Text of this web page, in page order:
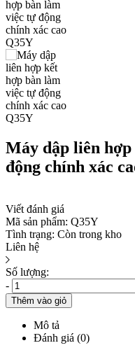
Máy dập liên
động chính xác
Viết đánh giá
Mã sản phẩm: Q35Y
Tình trạng: Còn trong kho
Liên hệ
Số lượng:
-
Thêm vào giỏ
Mô tả
Đánh giá (0)